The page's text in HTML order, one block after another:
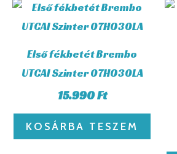
Első fékbetét Brembo
UTCAI Szinter 07HO30LA
15.990Ft
KOSÁRBA TESZEM